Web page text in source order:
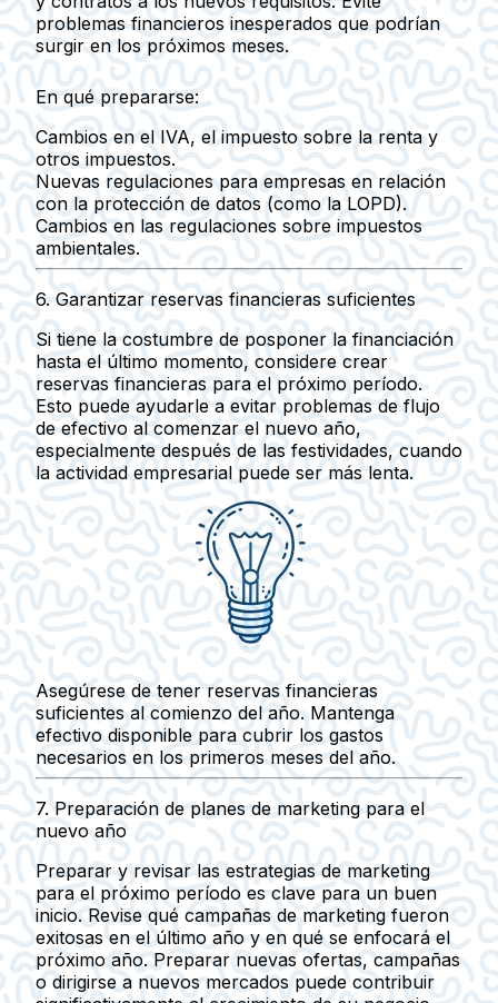
problemas financieros inesperados que podrían
surgir en los próximos meses.
En qué prepararse:
Cambios en el IVA, el impuesto sobre la renta y
otros impuestos.
Nuevas regulaciones para empresas en relación
con la protección de datos (como la LOPD).
Cambios en las regulaciones sobre impuestos
ambientales.
6. Garantizar reservas financieras suficientes
Si tiene la costumbre de posponer la financiación
hasta el último momento, considere crear
reservas financieras para el próximo período.
Esto puede ayudarle a evitar problemas de flujo
de efectivo al comenzar el nuevo año,
especialmente después de las festividades, cuando
la actividad empresarial puede ser más lenta.
Asegúrese de tener reservas financieras
suficientes al comienzo del año. Mantenga
efectivo disponible para cubrir los gastos
necesarios en los primeros meses del año.
7. Preparación de planes de marketing para el
nuevo año
Preparar y revisar las estrategias de marketing
para el próximo período es clave para un buen
inicio. Revise qué campañas de marketing fueron
exitosas en el último año y en qué se enfocará el
próximo año. Preparar nuevas ofertas, campañas
o dirigirse a nuevos mercados puede contribuir